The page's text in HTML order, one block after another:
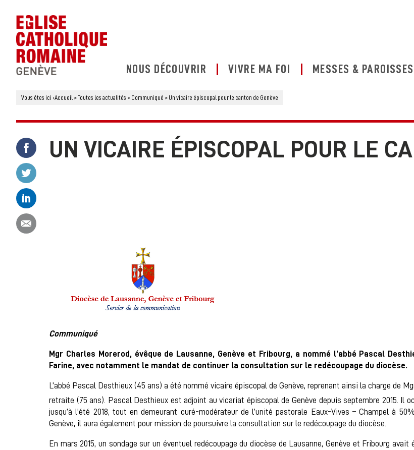
NOUS DÉCOUVRIR VIVRE MA FOI MESSES & PAROISSES
Vous êtes ici ›Accueil >Toutes les actualités > Communiqué > Un vicaire épiscopal pour le canton de Genève
Partager ce contenu sur Facebook
UN VICAIRE ÉPISCOPAL POUR LE
Communiqué
Mgr Charles Morerod, évêque de Lausanne, Genève et Fribourg, a nommé l’abbé Pascal
Farine, avec notamment le mandat de continuer la consultation sur le redécoupage du diocèse.
L’abbé Pascal Desthieux (45 ans) a été nommé vicaire épiscopal de Genève, reprenant ainsi la charge de
retraite (75 ans). Pascal Desthieux est adjoint au vicariat épiscopal de Genève depuis septembre 2015. Il
jusqu’à l’été 2018, tout en demeurant curé-modérateur de l’unité pastorale Eaux-Vives – Champel à
Genève, il aura également pour mission de poursuivre la consultation sur le redécoupage du diocèse.
En mars 2015, un sondage sur un éventuel redécoupage du diocèse de Lausanne, Genève et Fribourg